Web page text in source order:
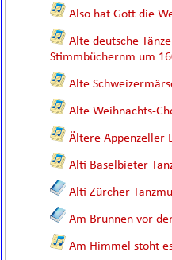
Also hat Gott die
Alte deutsche
Stimmbüchernm um
Alte
Alte Weihnachts-
Ältere Appenzeller
Alti Baselbieter
Alti Zürcher
Am Brunnen vor
Am Himmel stoht